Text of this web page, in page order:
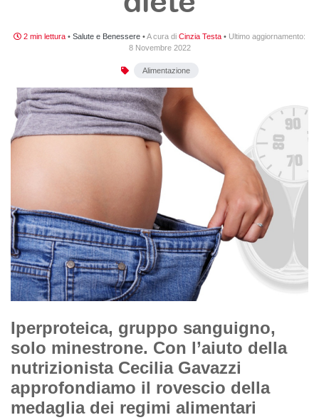
2 min lettura • Salute e Benessere •A cura di Cinzia Testa • Ultimo aggiornamento:
8 Novembre 2022
Alimentazione
Iperproteica, gruppo sanguigno,
solo minestrone. Con l’aiuto della
nutrizionista Cecilia Gavazzi
approfondiamo il rovescio della
medaglia dei regimi alimentari